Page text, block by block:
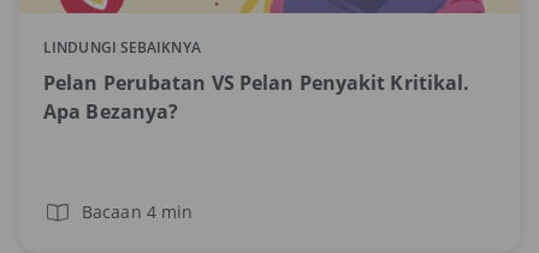
LINDUNGI SEBAIKNYA
Pelan Perubatan VS Pelan Penyakit Kritikal.
Apa Bezanya?
Bacaan 4 min